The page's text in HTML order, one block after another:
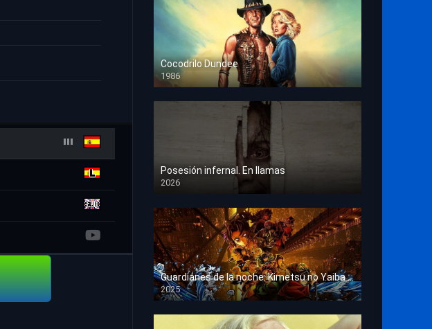
Cocodrilo Dundee
1986
HD 1080p
Posesión infernal. En llamas
2026
HD 1080p
Guardianes de la noche: Kimetsu no Yaiba La fortaleza infinita
2025
HD 1080p